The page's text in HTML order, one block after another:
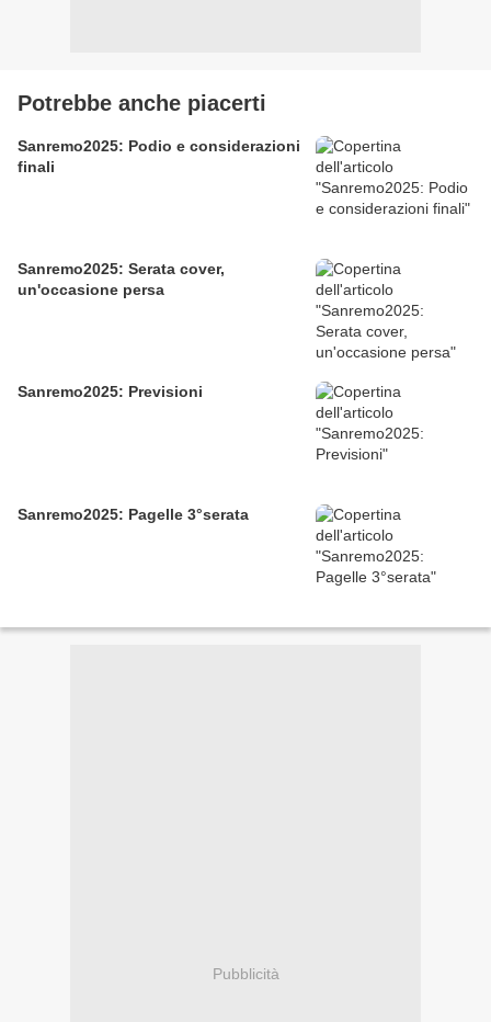
Potrebbe anche piacerti
Sanremo2025: Podio e considerazioni
finali
Sanremo2025: Serata cover,
un'occasione persa
Sanremo2025: Previsioni
Sanremo2025: Pagelle 3°serata
Pubblicità